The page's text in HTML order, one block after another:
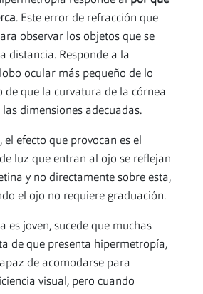
. Este error de refracción que
observar los objetos que se
distancia. Responde a la
ocular más pequeño de lo
de que la curvatura de la córnea
dimensiones adecuadas.
el efecto que provocan es el
luz que entran al ojo se reflejan
y no directamente sobre esta,
el ojo no requiere graduación.
es joven, sucede que muchas
de que presenta hipermetropía,
de acomodarse para
visual, pero cuando